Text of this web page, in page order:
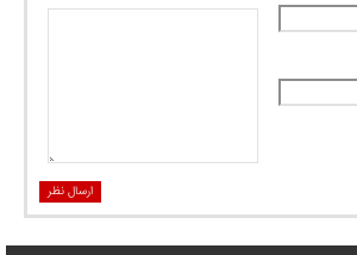
ارسال نظر